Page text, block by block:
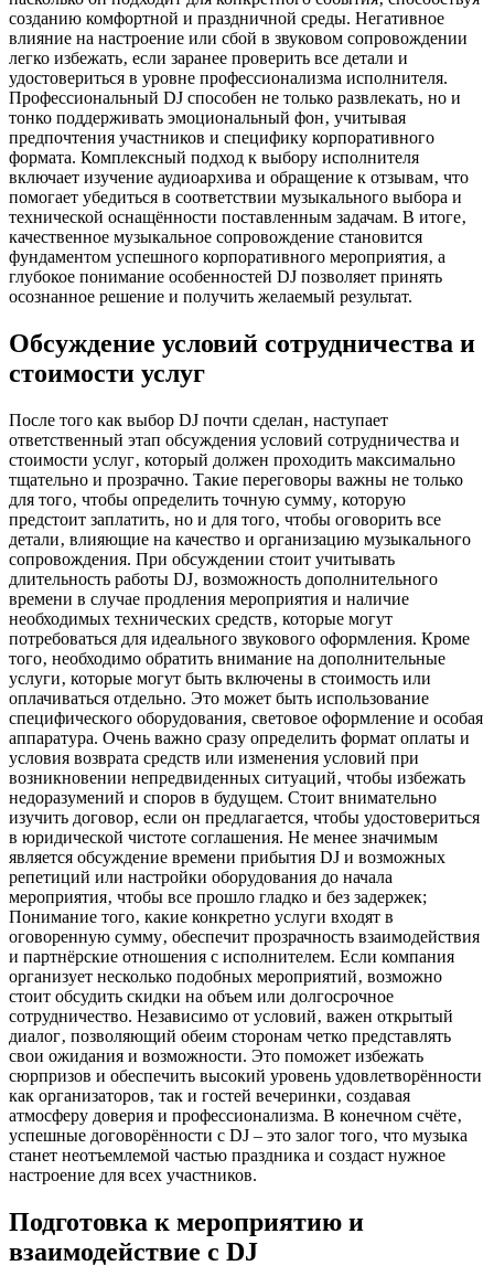
созданию комфортной и праздничной среды. Негативное
влияние на настроение или сбой в звуковом сопровождении
легко избежать‚ если заранее проверить все детали и
удостовериться в уровне профессионализма исполнителя.
Профессиональный DJ способен не только развлекать‚ но и
тонко поддерживать эмоциональный фон‚ учитывая
предпочтения участников и специфику корпоративного
формата. Комплексный подход к выбору исполнителя
включает изучение аудиоархива и обращение к отзывам‚ что
помогает убедиться в соответствии музыкального выбора и
технической оснащённости поставленным задачам. В итоге‚
качественное музыкальное сопровождение становится
фундаментом успешного корпоративного мероприятия‚ а
глубокое понимание особенностей DJ позволяет принять
осознанное решение и получить желаемый результат.
Обсуждение условий сотрудничества и
стоимости услуг
После того как выбор DJ почти сделан‚ наступает
ответственный этап обсуждения условий сотрудничества и
стоимости услуг‚ который должен проходить максимально
тщательно и прозрачно. Такие переговоры важны не только
для того‚ чтобы определить точную сумму‚ которую
предстоит заплатить‚ но и для того‚ чтобы оговорить все
детали‚ влияющие на качество и организацию музыкального
сопровождения. При обсуждении стоит учитывать
длительность работы DJ‚ возможность дополнительного
времени в случае продления мероприятия и наличие
необходимых технических средств‚ которые могут
потребоваться для идеального звукового оформления. Кроме
того‚ необходимо обратить внимание на дополнительные
услуги‚ которые могут быть включены в стоимость или
оплачиваться отдельно. Это может быть использование
специфического оборудования‚ световое оформление и особая
аппаратура. Очень важно сразу определить формат оплаты и
условия возврата средств или изменения условий при
возникновении непредвиденных ситуаций‚ чтобы избежать
недоразумений и споров в будущем. Стоит внимательно
изучить договор‚ если он предлагается‚ чтобы удостовериться
в юридической чистоте соглашения. Не менее значимым
является обсуждение времени прибытия DJ и возможных
репетиций или настройки оборудования до начала
мероприятия‚ чтобы все прошло гладко и без задержек;
Понимание того‚ какие конкретно услуги входят в
оговоренную сумму‚ обеспечит прозрачность взаимодействия
и партнёрские отношения с исполнителем. Если компания
организует несколько подобных мероприятий‚ возможно
стоит обсудить скидки на объем или долгосрочное
сотрудничество. Независимо от условий‚ важен открытый
диалог‚ позволяющий обеим сторонам четко представлять
свои ожидания и возможности. Это поможет избежать
сюрпризов и обеспечить высокий уровень удовлетворённости
как организаторов‚ так и гостей вечеринки‚ создавая
атмосферу доверия и профессионализма. В конечном счёте‚
успешные договорённости с DJ – это залог того‚ что музыка
станет неотъемлемой частью праздника и создаст нужное
настроение для всех участников.
Подготовка к мероприятию и
взаимодействие с DJ